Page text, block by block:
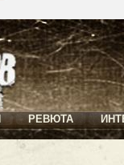
РЕВЮТА